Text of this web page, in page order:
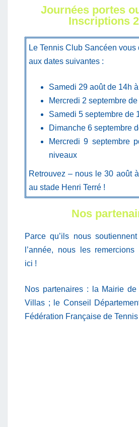
Journées portes
Inscriptions
Le Tennis Club Sancéen vous
aux dates suivantes :
Samedi 29 août de 14h
Mercredi 2 septembre
Samedi 5 septembre de
Dimanche 6 septembre
Mercredi 9 septembre
niveaux
Retrouvez – nous le 30 août
au stade Henri Terré !
Nos
Parce qu’ils nous
l’année, nous les remercions
ici !
Nos partenaires : la Mairie de
Villas ; le Conseil
Fédération Française de